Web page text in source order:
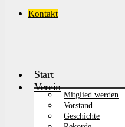
Kontakt
Start
Verein
Mitglied werden
Vorstand
Geschichte